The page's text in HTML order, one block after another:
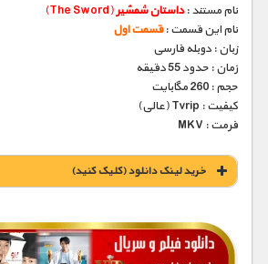
نام مستند :داستان شمشیر(The Sword)
نام این قسمت :قسمت اول
زبان : دوبله فارسی
زمان : حدود 55 دقیقه
حجم : 260 مگابایت
کیفیت : Tvrip (عالی)
فرمت : MKV
خريد لينک دانلود (کليک کنيد)
1900 تومان – خريد لينک دانلود (افزودن به سبد خريد)